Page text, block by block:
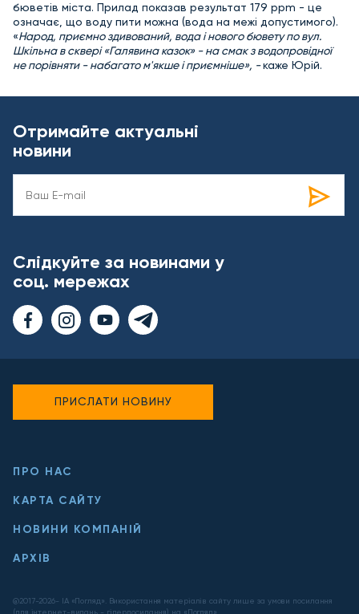
бюветів міста. Прилад показав результат 179 ppm - це
означає, що воду пити можна (вода на межі допустимого).
«Народ, приємно здивований, вода і нового бювету по вул.
Шкільна в сквері «Галявина казок» - на смак з водопровідної
не порівняти - набагато м'якше і приємніше», -каже Юрій.
Отримайте актуальні
новини
Слідкуйте за новинами у
соц. мережах
ПРО НАС
КАРТА САЙТУ
НОВИНИ КОМПАНІЙ
АРХІВ
@2017-2026- ІА «Погляд». Використання матеріалів сайту лише за умови посилання
(для інтернет-видань - гіперпосилання) на «Погляд».
ПРИСЛАТИ НОВИНУ